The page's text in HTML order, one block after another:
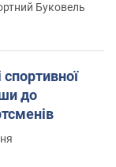
Буковель
спортивної
до